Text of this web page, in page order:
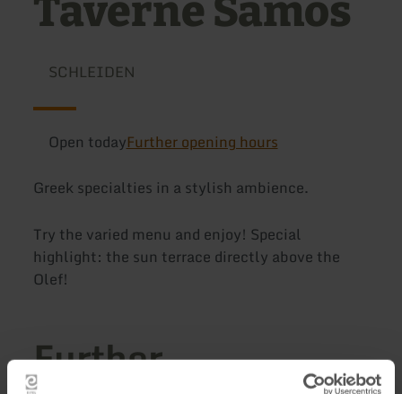
Taverne Samos
SCHLEIDEN
Open todayFurther opening hours
Greek specialties in a stylish ambience.
Try the varied menu and enjoy! Special
highlight: the sun terrace directly above the
Olef!
Further